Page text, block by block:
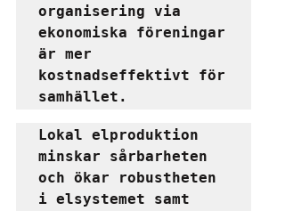
organisering via
ekonomiska föreningar
är mer
kostnadseffektivt för
samhället.
Lokal elproduktion
minskar sårbarheten
och ökar robustheten
i elsystemet samt